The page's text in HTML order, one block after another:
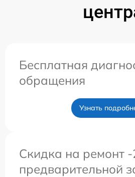
Бесплатная
обращения
Узнать
Скидка на ремонт
предварительной